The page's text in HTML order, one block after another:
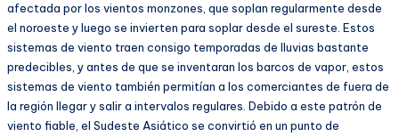
afectada por los vientos monzones, que soplan regularmente desde
el noroeste y luego se invierten para soplar desde el sureste. Estos
sistemas de viento traen consigo temporadas de lluvias bastante
predecibles, y antes de que se inventaran los barcos de vapor, estos
sistemas de viento también permitían a los comerciantes de fuera de
la región llegar y salir a intervalos regulares. Debido a este patrón de
viento fiable, el Sudeste Asiático se convirtió en un punto de